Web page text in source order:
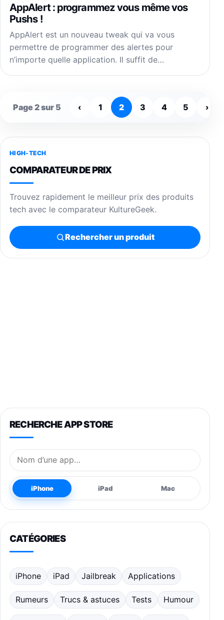
AppAlert : programmez vous même vos
Pushs !
AppAlert est un nouveau tweak qui va vous
permettre de programmer des alertes pour
n’importe quelle application. Il suffit de…
Page 2 sur 5 ‹ 1 2 3 4 5 ›
HIGH-TECH
COMPARATEUR DE PRIX
Trouvez rapidement le meilleur prix des produits
tech avec le comparateur KultureGeek.
Rechercher un produit
RECHERCHE APP STORE
Nom de l’application
iPhone iPad Mac
CATÉGORIES
iPhone iPad Jailbreak Applications
Rumeurs Trucs & astuces Tests Humour